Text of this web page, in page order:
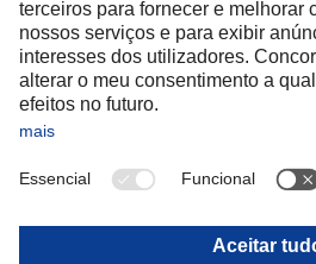
Spain
Sweden
Switzerland(DE FR)
Turkey
OCEANIA